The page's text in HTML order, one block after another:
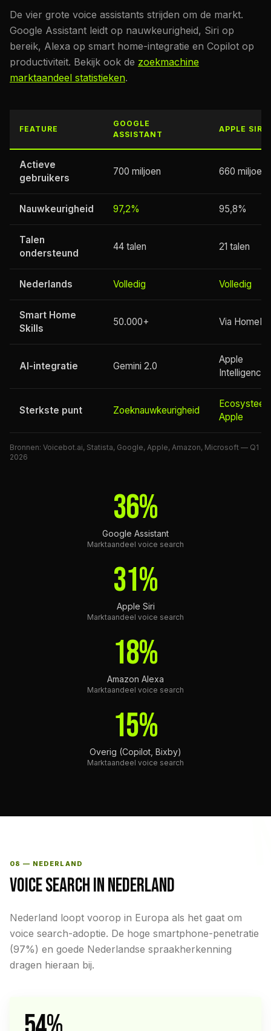
De vier grote voice assistants strijden om de markt.
Google Assistant leidt op nauwkeurigheid, Siri op
bereik, Alexa op smart home-integratie en Copilot op
productiviteit. Bekijk ook de zoekmachine
marktaandeel statistieken.
FEATURE
GOOGLE
ASSISTANT
APPLE SIRI
Actieve
gebruikers
700 miljoen 660 miljoen
Nauwkeurigheid 97,2% 95,8%
Talen
ondersteund
44 talen 21 talen
Nederlands Volledig Volledig
Smart Home
Skills
50.000+ Via HomeKit
AI-integratie Gemini 2.0
Apple
Intelligence
Sterkste punt Zoeknauwkeurigheid
Apple
Bronnen: Voicebot.ai, Statista, Google, Apple, Amazon, Microsoft — Q1
2026
36%
Google Assistant
Marktaandeel voice search
31%
Apple Siri
Marktaandeel voice search
18%
Amazon Alexa
Marktaandeel voice search
15%
Overig (Copilot, Bixby)
Marktaandeel voice search
08 — NEDERLAND
VOICE SEARCH IN NEDERLAND
Nederland loopt voorop in Europa als het gaat om
voice search-adoptie. De hoge smartphone-penetratie
(97%) en goede Nederlandse spraakherkenning
dragen hieraan bij.